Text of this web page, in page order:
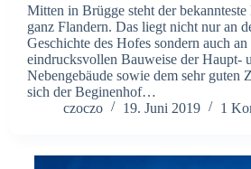
Mitten in Brügge steht der
ganz Flandern. Das liegt nicht nur an
Geschichte des Hofes sondern auch an
eindrucksvollen Bauweise der Haupt-
Nebengebäude sowie dem sehr guten
sich der Beginenhof…
czoczo
19. Juni 2019 1